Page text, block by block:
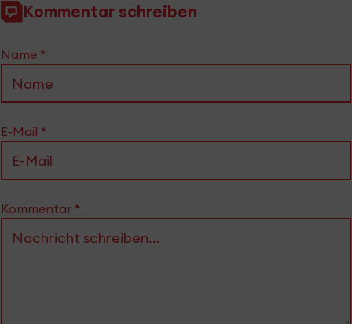
Kommentar schreiben
Name *
E-Mail *
Kommentar *